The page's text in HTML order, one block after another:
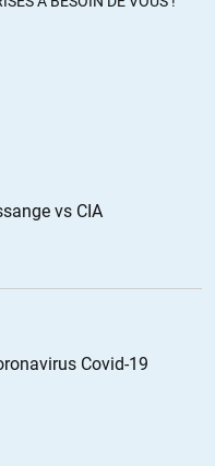
qui arrive.
c’est cool…mais ce
législatif par l’exécutif
voulant faire de
de la discussion
leurs intérêts. Mais
protège » et consort.
19h46
nous sortirons de cette
vs CIA
Covid-19